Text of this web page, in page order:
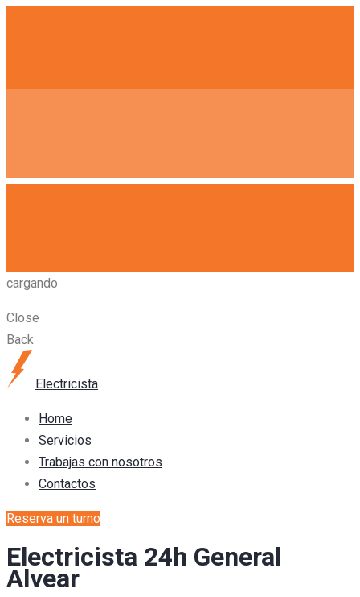
cargando
Close
Back
Electricista
Home
Servicios
Trabajas con nosotros
Contactos
Reserva un turno
Electricista 24h General
Alvear